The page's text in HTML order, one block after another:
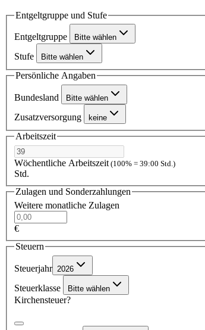
Entgeltgruppe und Stufe
Entgeltgruppe Bitte wählen
Stufe Bitte wählen
Persönliche Angaben
Bundesland Bitte wählen
Zusatzversorgung keine
Arbeitszeit
Wöchentliche Arbeitszeit (100% = 39:00 Std.)
Std.
Zulagen und Sonderzahlungen
Weitere monatliche Zulagen
€
Steuern
Steuerjahr 2026
Steuerklasse Bitte wählen
Kirchensteuer?